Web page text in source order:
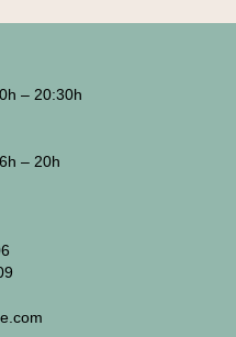
– 20:30h
– 20h